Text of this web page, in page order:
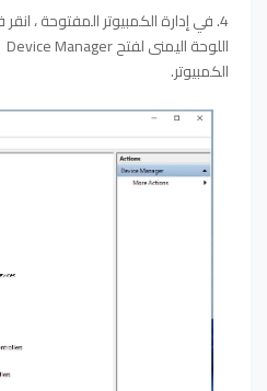
4. في إدارة الكمبيوتر المفتوحة ،
الكمبيوتر.